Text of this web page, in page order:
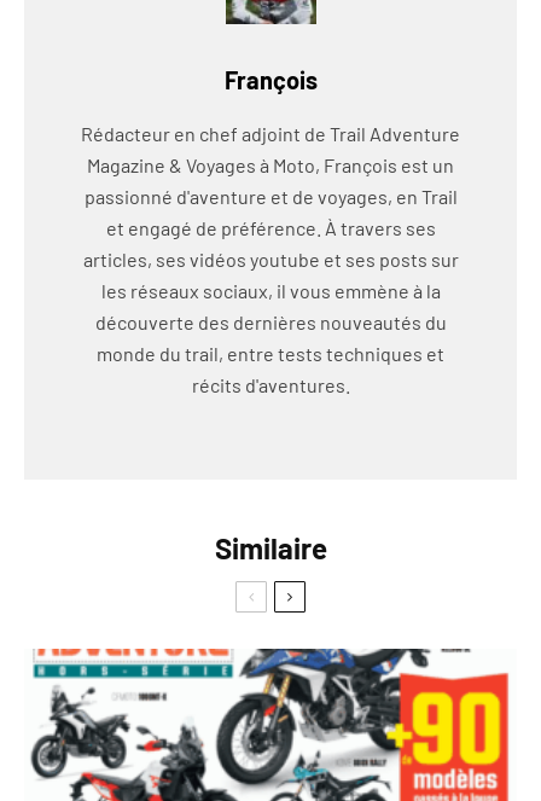
François
Rédacteur en chef adjoint de Trail Adventure
Magazine & Voyages à Moto, François est un
passionné d'aventure et de voyages, en Trail
et engagé de préférence. À travers ses
articles, ses vidéos youtube et ses posts sur
les réseaux sociaux, il vous emmène à la
découverte des dernières nouveautés du
monde du trail, entre tests techniques et
récits d'aventures.
Similaire